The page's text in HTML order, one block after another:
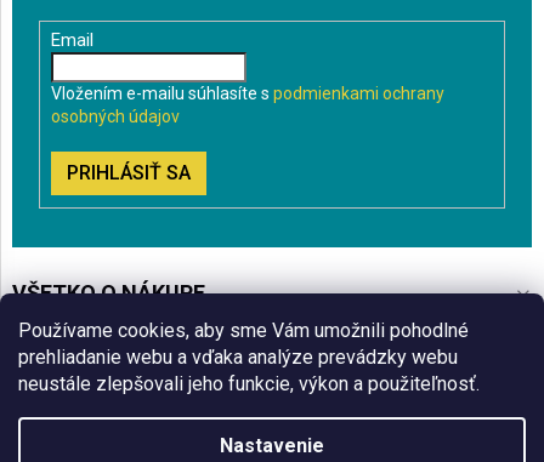
Používame cookies, aby sme Vám umožnili pohodlné
prehliadanie webu a vďaka analýze prevádzky webu
neustále zlepšovali jeho funkcie, výkon a použiteľnosť.
Nastavenie
Email
Vložením e-mailu súhlasíte s podmienkami ochrany
osobných údajov
PRIHLÁSIŤ SA
VŠETKO O NÁKUPE
BLOG
ČO VÁS ZAUJÍMA